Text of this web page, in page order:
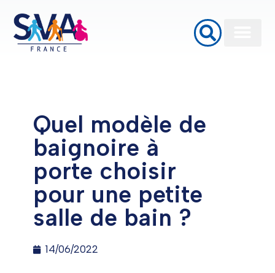
Quel modèle de
baignoire à
porte choisir
pour une petite
salle de bain ?
14/06/2022